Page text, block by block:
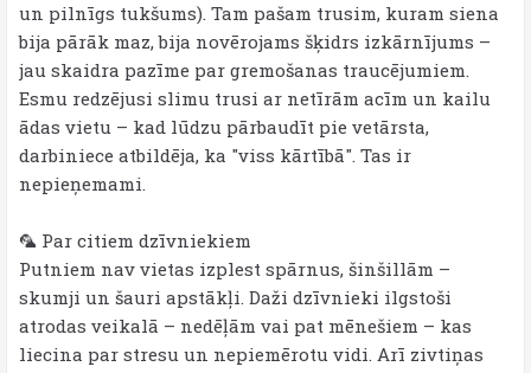
un pilnīgs tukšums). Tam pašam trusim, kuram siena
bija pārāk maz, bija novērojams šķidrs izkārnījums –
jau skaidra pazīme par gremošanas traucējumiem.
Esmu redzējusi slimu trusi ar netīrām acīm un kailu
ādas vietu – kad lūdzu pārbaudīt pie vetārsta,
darbiniece atbildēja, ka "viss kārtībā". Tas ir
nepieņemami.
🦜 Par citiem dzīvniekiem
Putniem nav vietas izplest spārnus, šinšillām –
skumji un šauri apstākļi. Daži dzīvnieki ilgstoši
atrodas veikalā – nedēļām vai pat mēnešiem – kas
liecina par stresu un nepiemērotu vidi. Arī zivtiņas